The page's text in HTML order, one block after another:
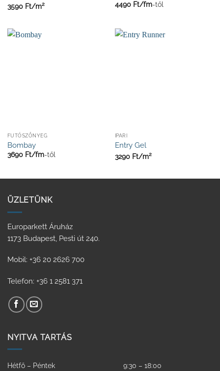
3590 Ft/m2 4490 Ft/fm-től
FUTÓSZŐNYEG
Bombay
3690 Ft/fm-től
IPARI
Entry Gel
3290 Ft/m2
ÜZLETÜNK
Europarkett Áruház
1173 Budapest, Pesti út 240.
Mobil: +36 20 2626 700
Telefon: +36 1 2581 371
NYITVA TARTÁS
Hétfő – Péntek
9:30 – 18:00